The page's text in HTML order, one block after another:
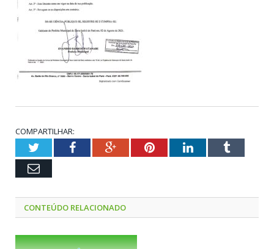
COMPARTILHAR:
TwitterFacebookGoogle+PinterestLinkedInTumblr
Email
CONTEÚDO RELACIONADO